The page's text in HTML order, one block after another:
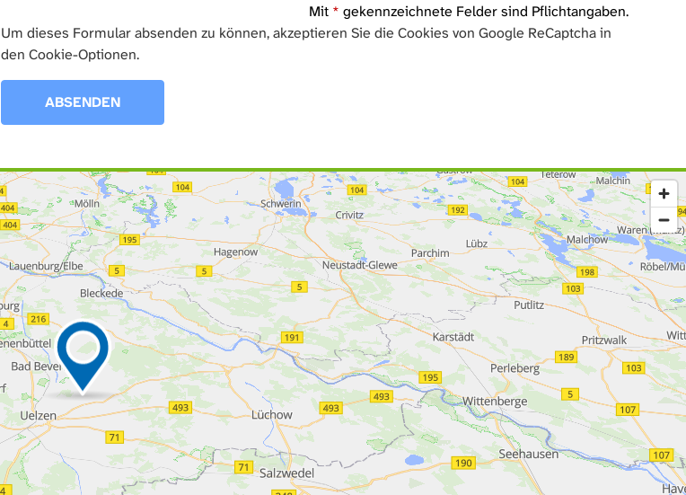
Mit * gekennzeichnete Felder sind Pflichtangaben.
Um dieses Formular absenden zu können, akzeptieren Sie die Cookies von Google ReCaptcha in
den Cookie-Optionen.
ABSENDEN